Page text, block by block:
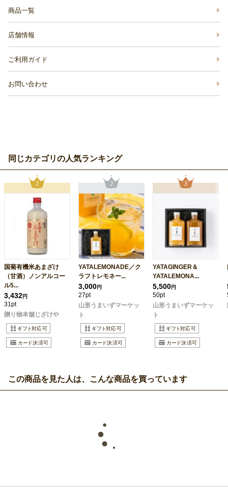
商品一覧
店舗情報
ご利用ガイド
お問い合わせ
同じカテゴリの人気ランキング
国菊有機米あまざけ
（甘酒）ノンアルコー
ル5...
3,432円
31pt
贈り物本舗じざけや
YATALEMONADE／ク
ラフトレモネー...
3,000円
27pt
山形うまいずマーケッ
ト
YATAGINGER＆
YATALEMONA...
5,500円
50pt
山形うまいずマーケッ
ト
この商品を見た人は、こんな商品を買っています